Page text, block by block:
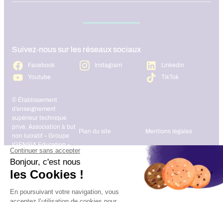
Suivez-nous sur les réseaux sociaux
Facebook Instagram
Linkedin
Youtube
TikTok
© Établissement
d’enseignement
supérieur technique
privé, Association à but
non lucratif – Groupe
IGENSIA Education –
Mise à jour site :
Janvier 2026
Plan du site Mentions légales
Charte des données
Contact